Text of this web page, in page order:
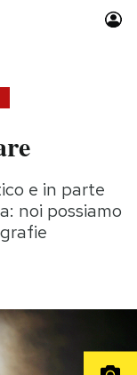
calcio 2026
e in parte
noi possiamo